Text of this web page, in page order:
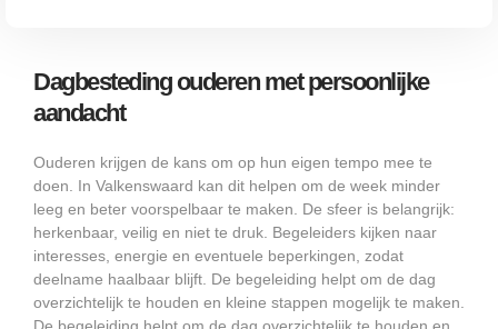
Dagbesteding ouderen met persoonlijke
aandacht
Ouderen krijgen de kans om op hun eigen tempo mee te
doen. In Valkenswaard kan dit helpen om de week minder
leeg en beter voorspelbaar te maken. De sfeer is belangrijk:
herkenbaar, veilig en niet te druk. Begeleiders kijken naar
interesses, energie en eventuele beperkingen, zodat
deelname haalbaar blijft. De begeleiding helpt om de dag
overzichtelijk te houden en kleine stappen mogelijk te maken.